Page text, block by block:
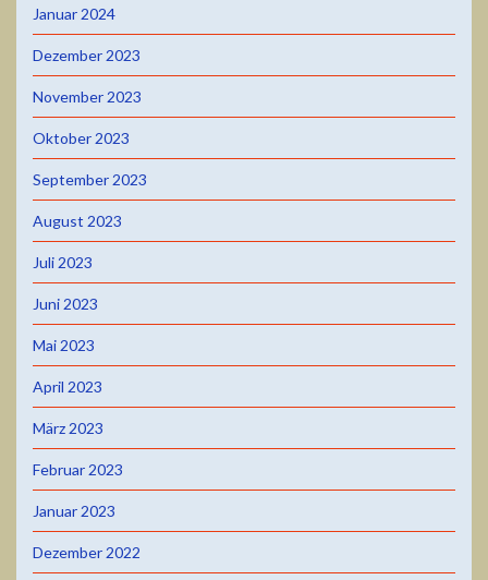
Januar 2024
Dezember 2023
November 2023
Oktober 2023
September 2023
August 2023
Juli 2023
Juni 2023
Mai 2023
April 2023
März 2023
Februar 2023
Januar 2023
Dezember 2022